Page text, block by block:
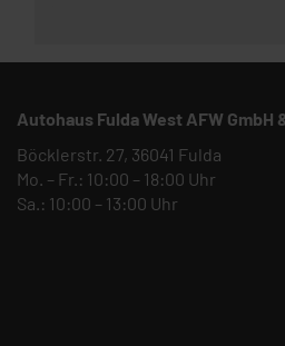
Autohaus Fulda West AFW GmbH
Böcklerstr. 27, 36041 Fulda
Mo. – Fr.: 10:00 – 18:00 Uhr
Sa.: 10:00 – 13:00 Uhr